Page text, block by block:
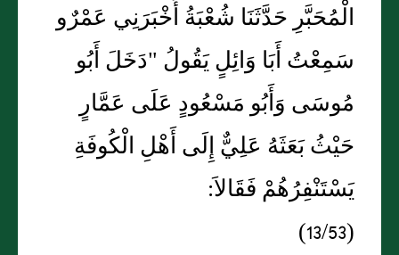
الْمُحَبَّرِ حَدَّثَنَا شُعْبَةُ أَخْبَرَنِي عَمْرٌو
سَمِعْتُ أَبَا وَائِلٍ يَقُولُ "دَخَلَ أَبُو
مُوسَى وَأَبُو مَسْعُودٍ عَلَى عَمَّارٍ
حَيْثُ بَعَثَهُ عَلِيٌّ إِلَى أَهْلِ الْكُوفَةِ
يَسْتَنْفِرُهُمْ فَقَالاَ:
(13/53)